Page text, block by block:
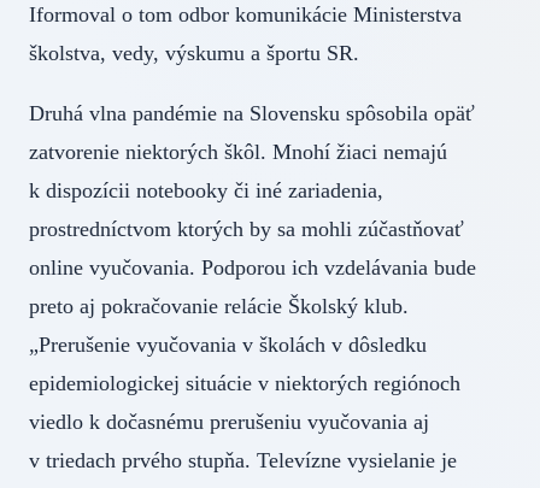
Iformoval o tom odbor komunikácie Ministerstva
školstva, vedy, výskumu a športu SR.
Druhá vlna pandémie na Slovensku spôsobila opäť
zatvorenie niektorých škôl. Mnohí žiaci nemajú
k dispozícii notebooky či iné zariadenia,
prostredníctvom ktorých by sa mohli zúčastňovať
online vyučovania. Podporou ich vzdelávania bude
preto aj pokračovanie relácie Školský klub.
„Prerušenie vyučovania v školách v dôsledku
epidemiologickej situácie v niektorých regiónoch
viedlo k dočasnému prerušeniu vyučovania aj
v triedach prvého stupňa. Televízne vysielanie je